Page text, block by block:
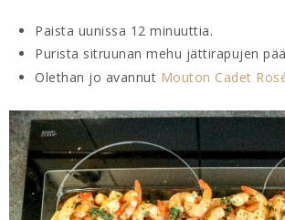
Paista uunissa 12 minuuttia.
Purista sitruunan mehu jättirapujen
Olethan jo avannut Mouton Cadet